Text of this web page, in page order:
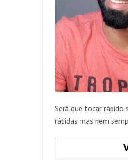
Será que tocar rápido
rápidas mas nem